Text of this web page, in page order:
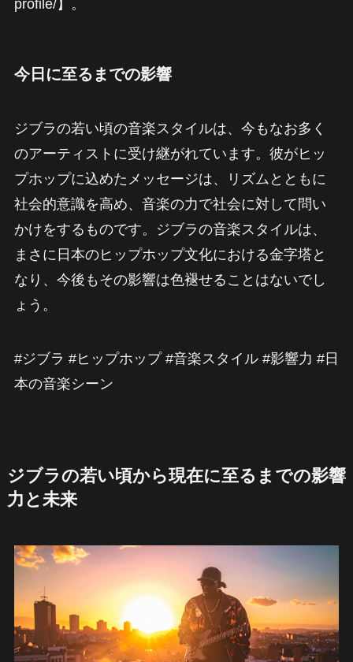
profile/】。
今日に至るまでの影響
ジブラの若い頃の音楽スタイルは、今もなお多く
のアーティストに受け継がれています。彼がヒッ
プホップに込めたメッセージは、リズムとともに
社会的意識を高め、音楽の力で社会に対して問い
かけをするものです。ジブラの音楽スタイルは、
まさに日本のヒップホップ文化における金字塔と
なり、今後もその影響は色褪せることはないでし
ょう。
#ジブラ #ヒップホップ #音楽スタイル #影響力 #日
本の音楽シーン
ジブラの若い頃から現在に至るまでの影響
力と未来